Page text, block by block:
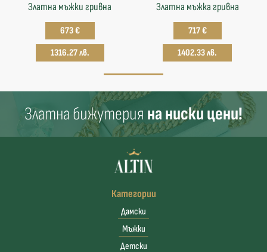
Златна мъжки гривна
673 €
1316.27 лв.
Златна мъжка гривна
717 €
1402.33 лв.
Златна бижутерия на ниски цени!
Категории
Дамски
Мъжки
Детски